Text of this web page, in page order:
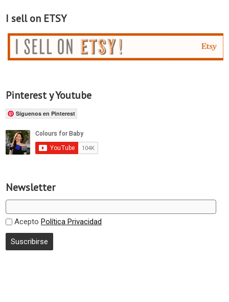
I sell on ETSY
Pinterest y Youtube
Síguenos en Pinterest
Newsletter
Acepto Política Privacidad